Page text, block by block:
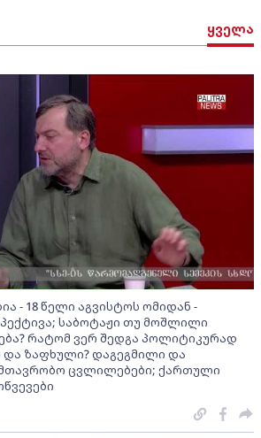
ყველა
- 18 წელი აგვისტოს ომიდან -
საბოტაჟი თუ მოშლილი
რატომ ვერ შედგა პოლიტიკურად
ზაფხული? დაგეგმილი და
ცვლილებები; ქართული